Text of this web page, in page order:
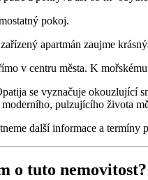
pokoj.
apartmán zaujme
v centru města. K
se vyznačuje okouzlující
pulzujícího života
další informace a termíny
o tuto nemovitost?